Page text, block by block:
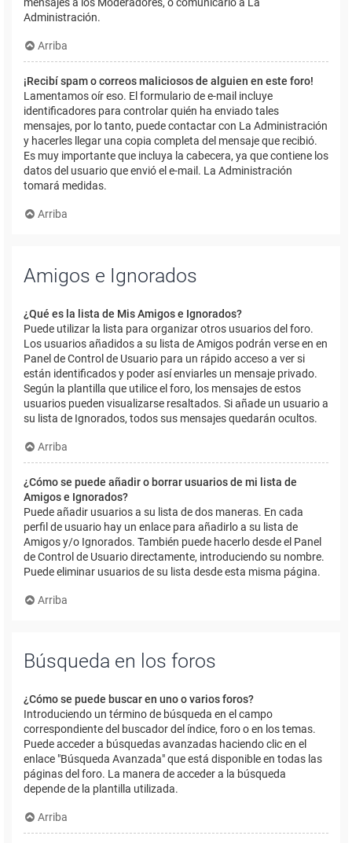
Administración.
Arriba
¡Recibí spam o correos maliciosos de alguien en este foro!
Lamentamos oír eso. El formulario de e-mail incluye
identificadores para controlar quién ha enviado tales
mensajes, por lo tanto, puede contactar con La Administración
y hacerles llegar una copia completa del mensaje que recibió.
Es muy importante que incluya la cabecera, ya que contiene los
datos del usuario que envió el e-mail. La Administración
tomará medidas.
Arriba
Amigos e Ignorados
¿Qué es la lista de Mis Amigos e Ignorados?
Puede utilizar la lista para organizar otros usuarios del foro.
Los usuarios añadidos a su lista de Amigos podrán verse en en
Panel de Control de Usuario para un rápido acceso a ver si
están identificados y poder así enviarles un mensaje privado.
Según la plantilla que utilice el foro, los mensajes de estos
usuarios pueden visualizarse resaltados. Si añade un usuario a
su lista de Ignorados, todos sus mensajes quedarán ocultos.
Arriba
¿Cómo se puede añadir o borrar usuarios de mi lista de
Amigos e Ignorados?
Puede añadir usuarios a su lista de dos maneras. En cada
perfil de usuario hay un enlace para añadirlo a su lista de
Amigos y/o Ignorados. También puede hacerlo desde el Panel
de Control de Usuario directamente, introduciendo su nombre.
Puede eliminar usuarios de su lista desde esta misma página.
Arriba
Búsqueda en los foros
¿Cómo se puede buscar en uno o varios foros?
Introduciendo un término de búsqueda en el campo
correspondiente del buscador del índice, foro o en los temas.
Puede acceder a búsquedas avanzadas haciendo clic en el
enlace "Búsqueda Avanzada" que está disponible en todas las
páginas del foro. La manera de acceder a la búsqueda
depende de la plantilla utilizada.
Arriba